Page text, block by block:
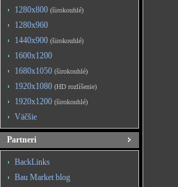
1280x800 (širokouhlé)
1280x960
1440x900 (širokouhlé)
1600x1200
1680x1050 (širokouhlé)
1920x1080 (HD rozlíšenie)
1920x1200 (širokouhlé)
Väčšie
Partneri
BackLinks
Bau Market blog